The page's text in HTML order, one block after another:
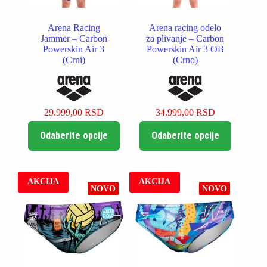
Arena Racing
Jammer – Carbon
Powerskin Air 3
(Crni)
29.999,00 RSD
Odaberite opcije
proizvod
mogu
izabrane
na
stranici
proizvoda.
Arena racing odelo
za plivanje – Carbon
Powerskin Air 3 OB
(Crno)
34.999,00 RSD
Odaberite opcije
proizvod
mogu
izabrane
na
stranici
proizvoda.
AKCIJA
NOVO
AKCIJA
NOVO